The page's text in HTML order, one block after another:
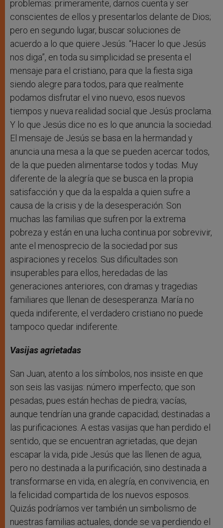
problemas: primeramente, darnos cuenta y ser
conscientes de ellos y presentarlos delante de Dios;
pero en segundo lugar, buscar soluciones de
acuerdo a lo que quiere Jesús. “Hacer lo que Jesús
nos diga”, en toda su simplicidad se presenta el
mensaje para el cristiano, para que la fiesta siga
siendo alegre para todos, para que realmente
podamos disfrutar el vino nuevo, esos nuevos
tiempos y nueva realidad social que Jesús proclama.
Y lo que Jesús dice no es lo que anuncia la sociedad.
El mensaje de Jesús se basa en la hermandad y
anuncia una mesa a la que se pueden acercar todos,
de la que pueden alimentarse todos y todas. Muy
diferente de la alegría que se busca en la propia
satisfacción y que da la espalda a quien sufre a
causa de la crisis y de la desesperación. Son
muchas las familias que sufren por la extrema
pobreza y están en una lucha continua por sobrevivir,
ante el menosprecio de la sociedad por sus
aspiraciones y recelos. Sus dificultades son
insuperables para ellos, heredadas de las
generaciones anteriores, con dramas y tragedias
familiares que llenan de desesperanza. María no
queda indiferente, el verdadero cristiano no puede
tampoco quedar indiferente.
Vasijas agrietadas
San Juan, atento a los símbolos, nos insiste en que
son seis las vasijas: número imperfecto; que son
pesadas, pues están hechas de piedra; vacías,
aunque tendrían una grande capacidad; destinadas a
las purificaciones. A estas vasijas que han perdido el
sentido, que se encuentran agrietadas, que dejan
escapar la vida, pide Jesús que las llenen de agua,
pero no destinada a la purificación, sino destinada a
transformarse en vida, en alegría, en convivencia, en
la felicidad compartida de los nuevos esposos.
Quizás podríamos ver también un simbolismo de
nuestras familias actuales, donde se va perdiendo el